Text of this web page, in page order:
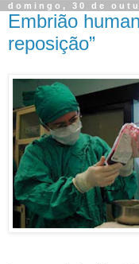
domingo, 30 de
Embrião
reposição”